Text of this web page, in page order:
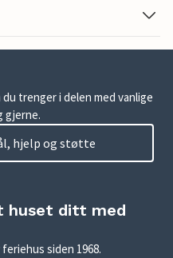
trenger i delen med vanlige
gjerne.
hjelp og støtte
huset ditt med
siden 1968.